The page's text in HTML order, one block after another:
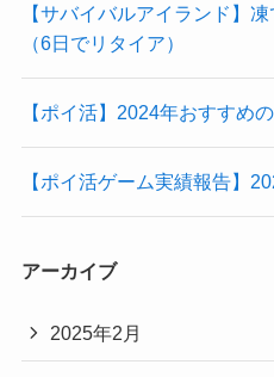
【サバイバルアイランド】
（6日でリタイア）
【ポイ活】2024年おすすめ
【ポイ活ゲーム実績報告】
アーカイブ
2025年2月